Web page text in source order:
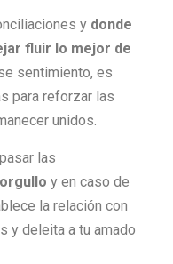
y donde
fluir lo mejor de
sentimiento, es
para reforzar las
unidos.
las
y en caso de
la relación con
y deleita a tu amado